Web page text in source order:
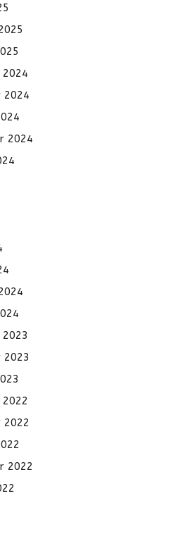
2024
2024
2024
2023
2023
2022
2022
2022